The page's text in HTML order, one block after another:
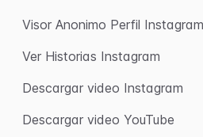
Visor Anonimo Perfil Instagram
Ver Historias Instagram
Descargar video Instagram
Descargar video YouTube